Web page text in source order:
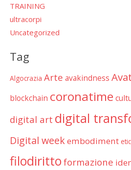
TRAINING
ultracorpi
Uncategorized
Tag
Algocrazia Arte avakindness
blockchain coronatime
digital art digital
Digital weekembodiment
filodiritto formazione